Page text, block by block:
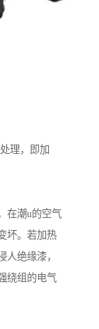
理，即加
在潮u的空气
坏。若加热
绝缘漆，
绕组的电气